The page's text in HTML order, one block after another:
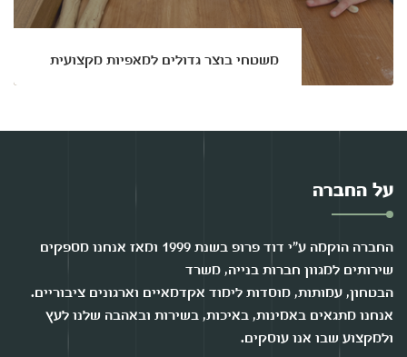
משטחי בוצר גדולים למאפיות מקצועית
על החברה
החברה הוקמה ע"י דוד פרופ בשנת 1999 ומאז אנחנו מספקים
שירותים למגוון חברות בנייה, משרד
הבטחון, עמותות, מוסדות לימוד אקדמאיים וארגונים ציבוריים.
אנחנו מתגאים באמינות, באיכות, בשירות ובאהבה שלנו לעץ
ולמקצוע שבו אנו עוסקים.